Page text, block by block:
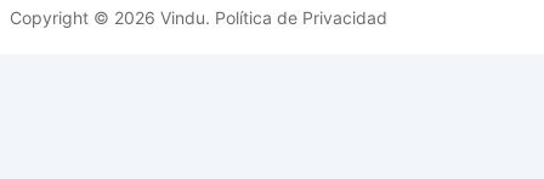
Copyright © 2026 Vindu. Política de Privacidad